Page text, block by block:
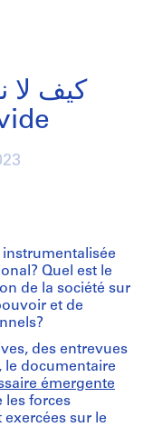
كیف لا
instrumentalisée
Quel est le
de la société sur
et de
des entrevues
le documentaire
émergente
les forces
sur le